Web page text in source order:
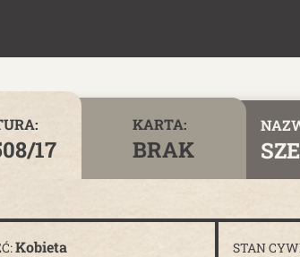
17
KARTA:
BRAK
Kobieta STAN